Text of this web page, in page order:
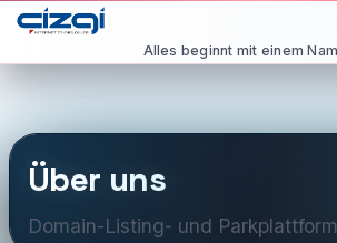
Alles beginnt mit einem
Über uns
Domain-Listing- und Parkplattform